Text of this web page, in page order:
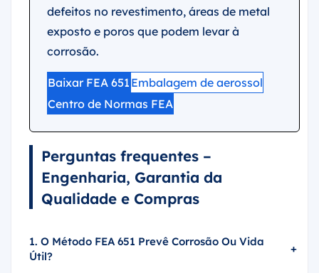
defeitos no revestimento, áreas de metal
exposto e poros que podem levar à
corrosão.
Baixar FEA 651 Embalagem de aerossol
Centro de Normas FEA
Perguntas frequentes –
Engenharia, Garantia da
Qualidade e Compras
1. O Método FEA 651 Prevê Corrosão Ou Vida
Útil?
+